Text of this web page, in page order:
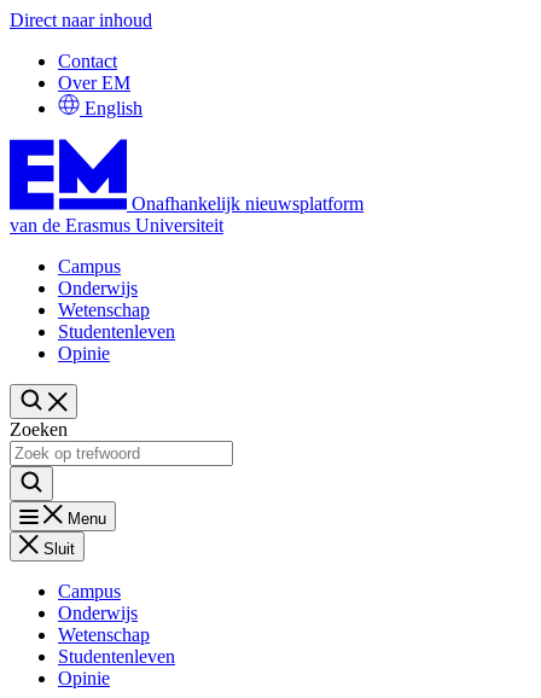
Direct naar inhoud
Contact
Over EM
English
Onafhankelijk nieuwsplatform
van de Erasmus Universiteit
Campus
Onderwijs
Wetenschap
Studentenleven
Opinie
Zoeken
Menu
Sluit
Campus
Onderwijs
Wetenschap
Studentenleven
Opinie